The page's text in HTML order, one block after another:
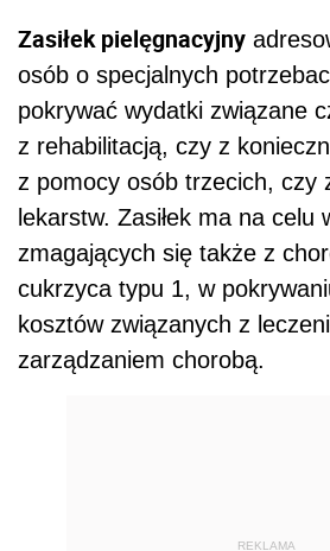
Zasiłek pielęgnacyjny
osób o specjalnych
pokrywać wydatki związane
z rehabilitacją, czy z
z pomocy osób trzecich, czy
lekarstw. Zasiłek ma na celu
zmagających się także z
cukrzyca typu 1, w
kosztów związanych z
zarządzaniem chorobą.
REKLAMA